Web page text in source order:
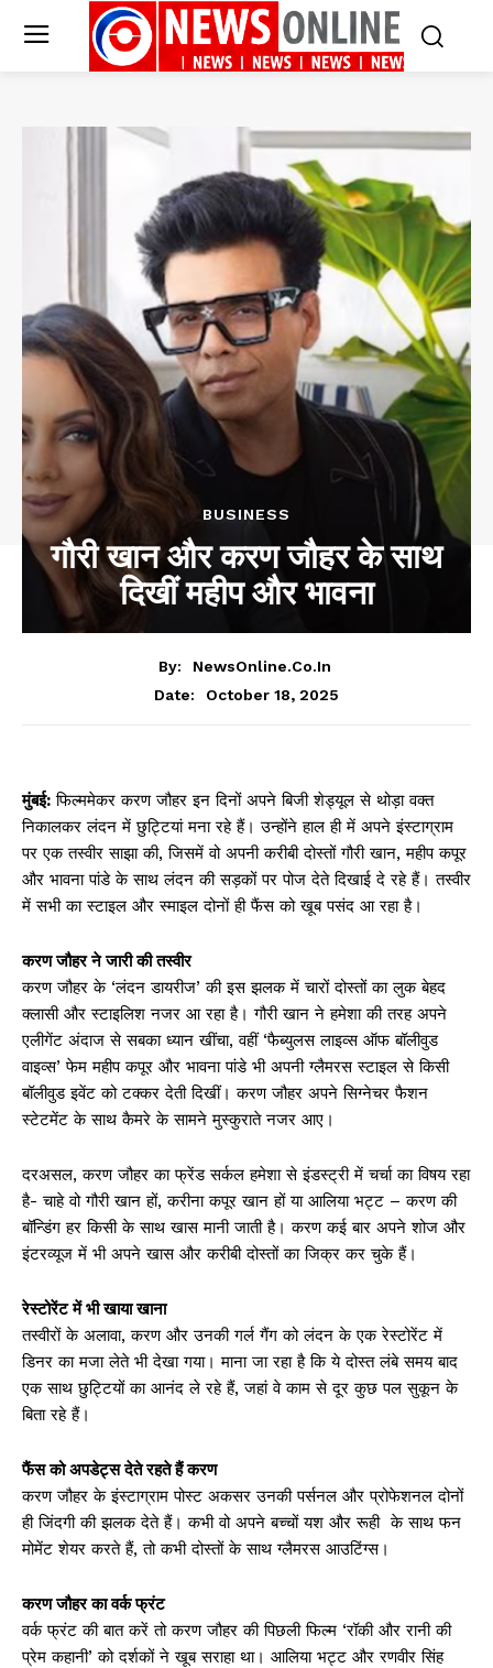
BUSINESS
गौरी खान और करण जौहर के साथ
दिखीं महीप और भावना
By:
NewsOnline.co.in
Date:
October 18, 2025
मुंबई: फिल्ममेकर करण जौहर इन दिनों अपने बिजी शेड्यूल से थोड़ा वक्त
निकालकर लंदन में छुट्टियां मना रहे हैं। उन्होंने हाल ही में अपने इंस्टाग्राम
पर एक तस्वीर साझा की, जिसमें वो अपनी करीबी दोस्तों गौरी खान, महीप कपूर
और भावना पांडे के साथ लंदन की सड़कों पर पोज देते दिखाई दे रहे हैं। तस्वीर
में सभी का स्टाइल और स्माइल दोनों ही फैंस को खूब पसंद आ रहा है।
करण जौहर ने जारी की तस्वीर
करण जौहर के ‘लंदन डायरीज’ की इस झलक में चारों दोस्तों का लुक बेहद
क्लासी और स्टाइलिश नजर आ रहा है। गौरी खान ने हमेशा की तरह अपने
एलीगेंट अंदाज से सबका ध्यान खींचा, वहीं ‘फैब्युलस लाइव्स ऑफ बॉलीवुड
वाइव्स’ फेम महीप कपूर और भावना पांडे भी अपनी ग्लैमरस स्टाइल से किसी
बॉलीवुड इवेंट को टक्कर देती दिखीं। करण जौहर अपने सिग्नेचर फैशन
स्टेटमेंट के साथ कैमरे के सामने मुस्कुराते नजर आए।
दरअसल, करण जौहर का फ्रेंड सर्कल हमेशा से इंडस्ट्री में चर्चा का विषय रहा
है- चाहे वो गौरी खान हों, करीना कपूर खान हों या आलिया भट्ट – करण की
बॉन्डिंग हर किसी के साथ खास मानी जाती है। करण कई बार अपने शोज और
इंटरव्यूज में भी अपने खास और करीबी दोस्तों का जिक्र कर चुके हैं।
रेस्टोरेंट में भी खाया खाना
तस्वीरों के अलावा, करण और उनकी गर्ल गैंग को लंदन के एक रेस्टोरेंट में
डिनर का मजा लेते भी देखा गया। माना जा रहा है कि ये दोस्त लंबे समय बाद
एक साथ छुट्टियों का आनंद ले रहे हैं, जहां वे काम से दूर कुछ पल सुकून के
बिता रहे हैं।
फैंस को अपडेट्स देते रहते हैं करण
करण जौहर के इंस्टाग्राम पोस्ट अकसर उनकी पर्सनल और प्रोफेशनल दोनों
ही जिंदगी की झलक देते हैं। कभी वो अपने बच्चों यश और रूही के साथ फन
मोमेंट शेयर करते हैं, तो कभी दोस्तों के साथ ग्लैमरस आउटिंग्स।
करण जौहर का वर्क फ्रंट
वर्क फ्रंट की बात करें तो करण जौहर की पिछली फिल्म ‘रॉकी और रानी की
प्रेम कहानी’ को दर्शकों ने खूब सराहा था। आलिया भट्ट और रणवीर सिंह